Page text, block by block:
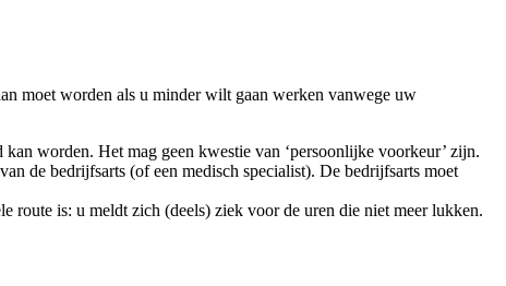
moet worden als u minder wilt gaan werken vanwege uw
worden. Het mag geen kwestie van ‘persoonlijke voorkeur’ zijn.
de bedrijfsarts (of een medisch specialist). De bedrijfsarts moet
route is: u meldt zich (deels) ziek voor de uren die niet meer lukken.